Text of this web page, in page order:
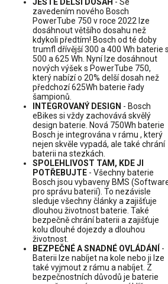
zavedením nového Bosch
PowerTube 750 v roce 2022 lze
dosáhnout většího dosahu než
kdykoli předtím! Bosch od té doby
trumfl dřívější 300 a 400 Wh baterie s
500 a 625 Wh. Nyní lze dosáhnout
nových výšek s PowerTube 750,
který nabízí o 20% delší dosah než
předchozí 625Wh baterie řady
šampionů.
INTEGROVANÝ DESIGN - Bosch
eBikes si vždy zachovává skvělý
design baterie. Nová 750Wh baterie
Bosch je integrována v rámu , který
nejen skvěle vypadá, ale také chrání
baterii na stezkách.
SPOLEHLIVOST TAM, KDE JI
POTŘEBUJTE - Všechny baterie
Bosch jsou vybaveny BMS
pro správu baterií). To nezávisle
sleduje všechny články a zajišťuje
dlouhou životnost baterie. Také
bezpečně chrání baterii a zajišťuje
kolu dlouhé dojezdy a dlouhou
životnost.
BEZPEČNÉ A SNADNÉ OVLÁDÁNÍ
-
Baterii lze nabíjet na kole nebo ji lze
také vyjmout z rámu a nabíjet. Z
bezpečnostních důvodů je baterie